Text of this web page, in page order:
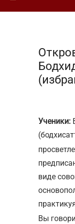
Ученики:
виде
Вы